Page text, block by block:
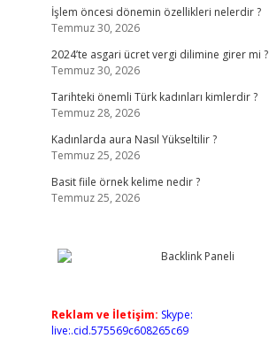
İşlem öncesi dönemin özellikleri nelerdir ?
Temmuz 30, 2026
2024’te asgari ücret vergi dilimine girer mi ?
Temmuz 30, 2026
Tarihteki önemli Türk kadınları kimlerdir ?
Temmuz 28, 2026
Kadınlarda aura Nasıl Yükseltilir ?
Temmuz 25, 2026
Basit fiile örnek kelime nedir ?
Temmuz 25, 2026
Reklam ve İletişim: Skype:
live:.cid.575569c608265c69